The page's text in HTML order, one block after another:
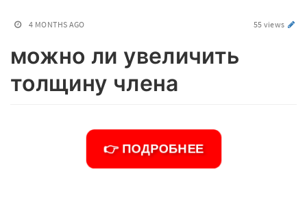
4 MONTHS AGO 55 views
можно ли увеличить
толщину члена
👉 ПОДРОБНЕЕ